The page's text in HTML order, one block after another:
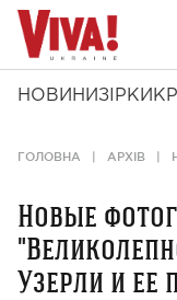
НОВИНИ ЗІРКИ
ГОЛОВНА АРХІВ
Новые
Узерли и ее